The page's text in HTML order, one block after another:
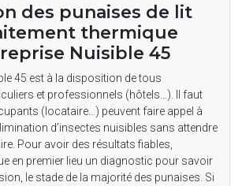
des punaises de lit
thermique
Nuisible 45
45 est à la disposition de tous
et professionnels (hôtels…). Il faut
(locataire…) peuvent faire appel à
d’insectes nuisibles sans attendre
Pour avoir des résultats fiables,
en premier lieu un diagnostic pour savoir
le stade de la majorité des punaises. Si